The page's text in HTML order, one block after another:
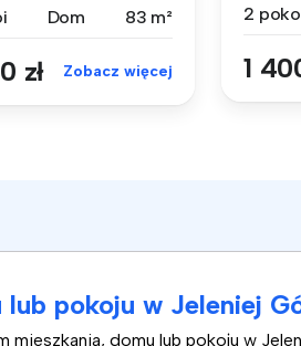
Dom 83 m²
zł Zobacz więcej
2
1
pokoju w Jeleniej
mieszkania, domu lub pokoju w